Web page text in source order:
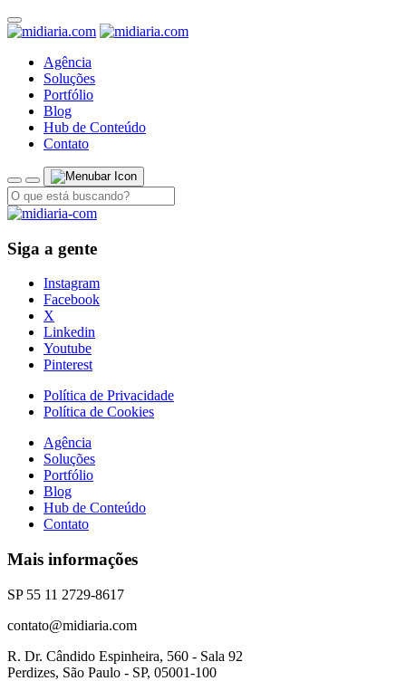
Agência
Soluções
Portfólio
Blog
Hub de Conteúdo
Contato
Siga a gente
Instagram
Facebook
X
Linkedin
Youtube
Pinterest
Política de Privacidade
Política de Cookies
Agência
Soluções
Portfólio
Blog
Hub de Conteúdo
Contato
Mais informações
SP 55 11 2729-8617
contato@midiaria.com
R. Dr. Cândido Espinheira, 560 - Sala 92
Perdizes, São Paulo - SP, 05001-100